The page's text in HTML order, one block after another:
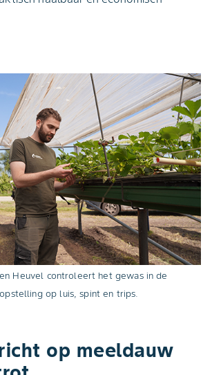
Heuvel controleert het gewas in de
op luis, spint en trips.
op meeldauw